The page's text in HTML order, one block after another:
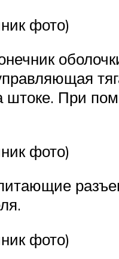
фото)
штоке. При
фото)
фото)